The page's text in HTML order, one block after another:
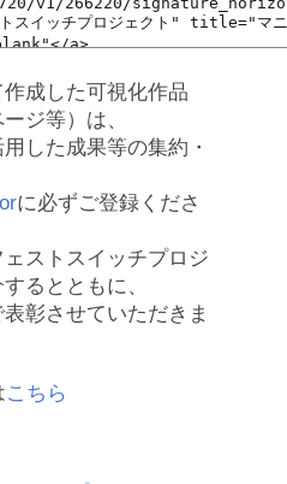
成した可視化作品
ジ等）は、
した成果等の集約・
に必ずご登録くださ
ストスイッチプロジ
るとともに、
表彰させていただきま
こちら